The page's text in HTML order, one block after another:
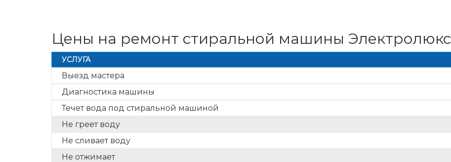
Цены на ремонт стиральной машины Электролюкс
УСЛУГА
Выезд мастера
Диагностика машины
Течет вода под стиральной машиной
Не греет воду
Не сливает воду
Не отжимает